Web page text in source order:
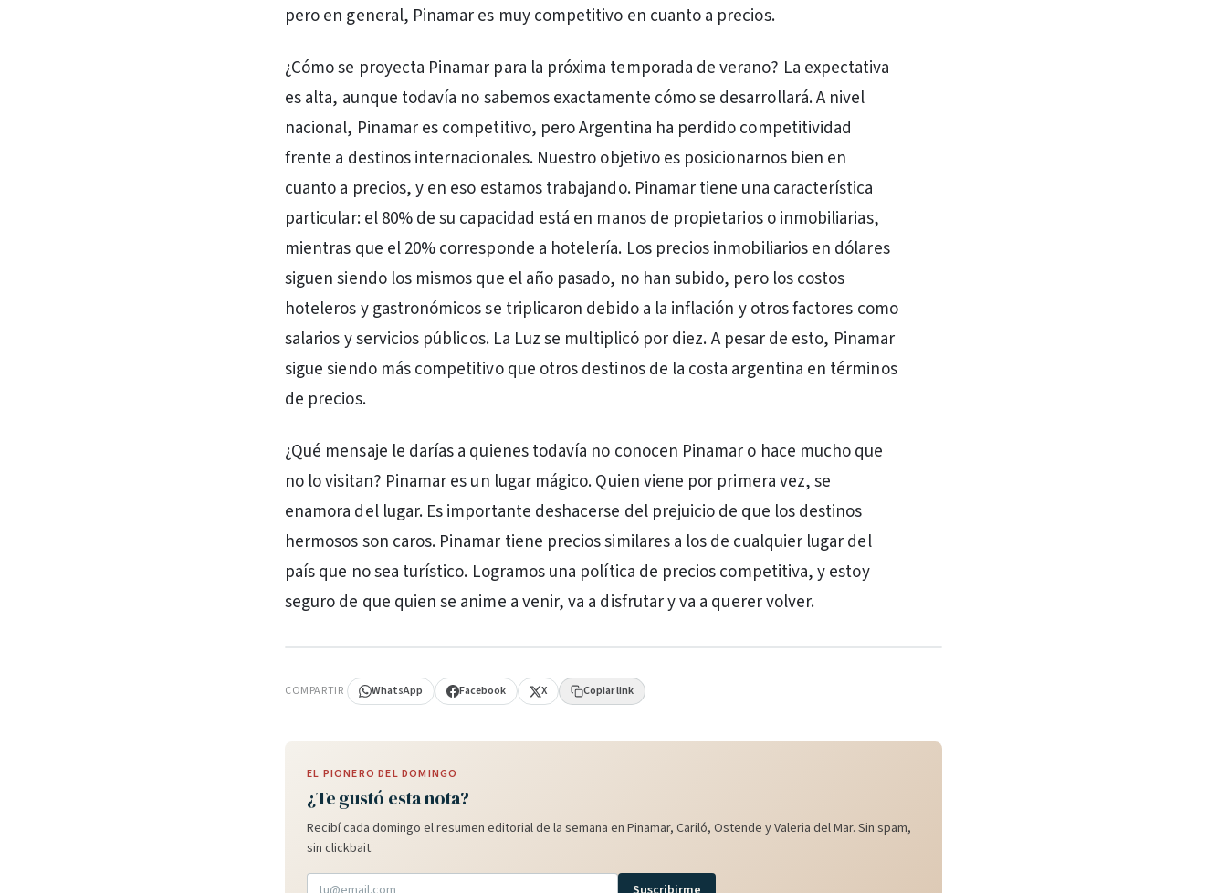
pero en general, Pinamar es muy competitivo en cuanto a precios.
¿Cómo se proyecta Pinamar para la próxima temporada de verano? La expectativa
es alta, aunque todavía no sabemos exactamente cómo se desarrollará. A nivel
nacional, Pinamar es competitivo, pero Argentina ha perdido competitividad
frente a destinos internacionales. Nuestro objetivo es posicionarnos bien en
cuanto a precios, y en eso estamos trabajando. Pinamar tiene una característica
particular: el 80% de su capacidad está en manos de propietarios o inmobiliarias,
mientras que el 20% corresponde a hotelería. Los precios inmobiliarios en dólares
siguen siendo los mismos que el año pasado, no han subido, pero los costos
hoteleros y gastronómicos se triplicaron debido a la inflación y otros factores como
salarios y servicios públicos. La Luz se multiplicó por diez. A pesar de esto, Pinamar
sigue siendo más competitivo que otros destinos de la costa argentina en términos
de precios.
¿Qué mensaje le darías a quienes todavía no conocen Pinamar o hace mucho que
no lo visitan? Pinamar es un lugar mágico. Quien viene por primera vez, se
enamora del lugar. Es importante deshacerse del prejuicio de que los destinos
hermosos son caros. Pinamar tiene precios similares a los de cualquier lugar del
país que no sea turístico. Logramos una política de precios competitiva, y estoy
seguro de que quien se anime a venir, va a disfrutar y va a querer volver.
COMPARTIR WhatsApp Facebook X Copiar link
EL PIONERO DEL DOMINGO
¿Te gustó esta nota?
Recibí cada domingo el resumen editorial de la semana en Pinamar, Cariló, Ostende y Valeria del Mar. Sin spam,
sin clickbait.